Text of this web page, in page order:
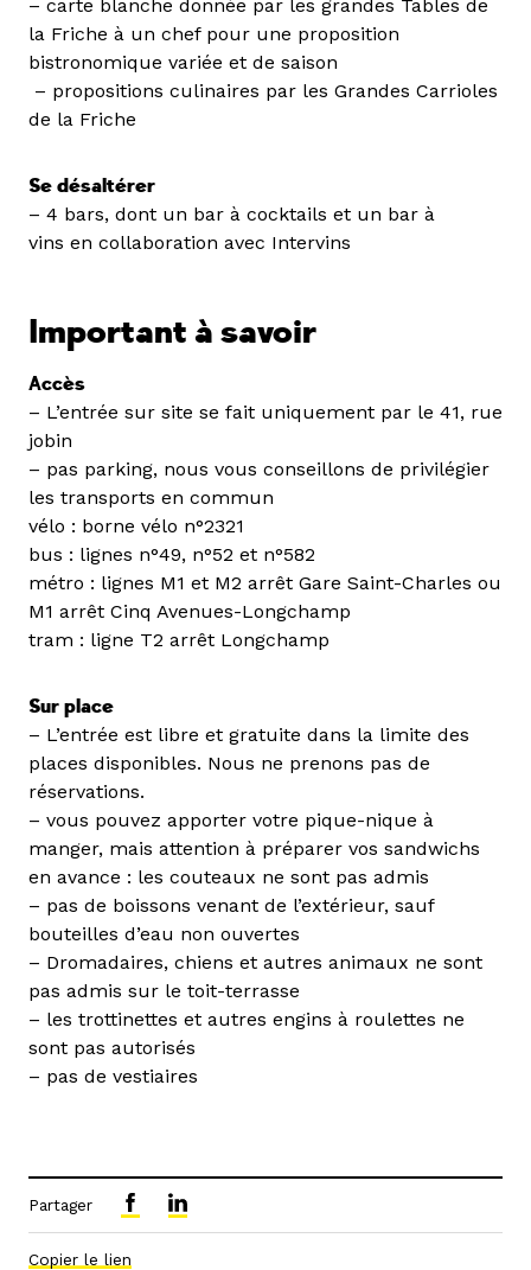
– carte blanche donnée par les grandes Tables de
la Friche à un chef pour une proposition
bistronomique variée et de saison
– propositions culinaires par les Grandes Carrioles
de la Friche
Se désaltérer
– 4 bars, dont un bar à cocktails et un bar à
vins en collaboration avec Intervins
Important à savoir
Accès
– L’entrée sur site se fait uniquement par le 41, rue
jobin
– pas parking, nous vous conseillons de privilégier
les transports en commun
vélo : borne vélo n°2321
bus : lignes n°49, n°52 et n°582
métro : lignes M1 et M2 arrêt Gare Saint-Charles ou
M1 arrêt Cinq Avenues-Longchamp
tram : ligne T2 arrêt Longchamp
Sur place
– L’entrée est libre et gratuite dans la limite des
places disponibles. Nous ne prenons pas de
réservations.
– vous pouvez apporter votre pique-nique à
manger, mais attention à préparer vos sandwichs
en avance : les couteaux ne sont pas admis
– pas de boissons venant de l’extérieur, sauf
bouteilles d’eau non ouvertes
– Dromadaires, chiens et autres animaux ne sont
pas admis sur le toit-terrasse
– les trottinettes et autres engins à roulettes ne
sont pas autorisés
– pas de vestiaires
Partager
Copier le lien